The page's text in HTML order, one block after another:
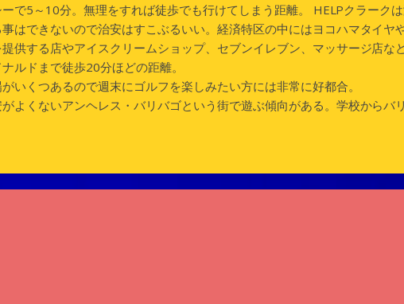
で5～10分。無理をすれば徒歩でも行けてしまう距離。 HELPクラーク
はできないので治安はすこぶるいい。経済特区の中にはヨコハマタイヤ
供する店やアイスクリームショップ、セブンイレブン、マッサージ店など
ルドまで徒歩20分ほどの距離。
いくつあるので週末にゴルフを楽しみたい方には非常に好都合。
よくないアンヘレス・バリバゴという街で遊ぶ傾向がある。学校からバ